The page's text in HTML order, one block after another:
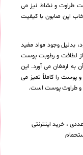
طراوت و نشاط نیز می
این صابون با کیفیت
بدلیل وجود مواد مفید
از لطافت و رطوبت پوست
به ارمغان می آورد. این
پوست را کاملاً تمیز می
و طراوت پوست است.